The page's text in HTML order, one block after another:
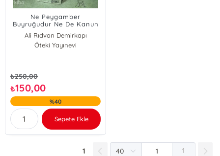
Ne Peygamber
Buyruğudur Ne De Kanun
Ali Rıdvan Demirkapı
Öteki Yayınevi
₺250,00
₺150,00
%40
Sepete Ekle
1 1